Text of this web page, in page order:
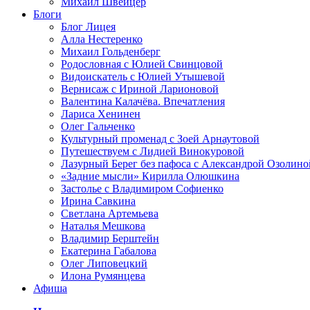
Блоги
Блог Лицея
Алла Нестеренко
Михаил Гольденберг
Родословная с Юлией Свинцовой
Видоискатель с Юлией Утышевой
Вернисаж с Ириной Ларионовой
Валентина Калачёва. Впечатления
Лариса Хенинен
Олег Гальченко
Культурный променад с Зоей Арнаутовой
Путешествуем с Лидией Винокуровой
Лазурный Берег без пафоса с Александрой
«Задние мысли» Кирилла Олюшкина
Застолье с Владимиром Софиенко
Ирина Савкина
Светлана Артемьева
Наталья Мешкова
Владимир Берштейн
Екатерина Габалова
Олег Липовецкий
Илона Румянцева
Афиша